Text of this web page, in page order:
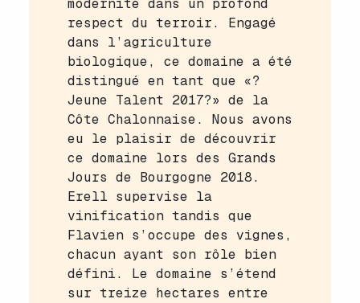
modernité dans un profond
respect du terroir. Engagé
dans l’agriculture
biologique, ce domaine a été
distingué en tant que «?
Jeune Talent 2017?» de la
Côte Chalonnaise. Nous avons
eu le plaisir de découvrir
ce domaine lors des Grands
Jours de Bourgogne 2018.
Erell supervise la
vinification tandis que
Flavien s’occupe des vignes,
chacun ayant son rôle bien
défini. Le domaine s’étend
sur treize hectares entre